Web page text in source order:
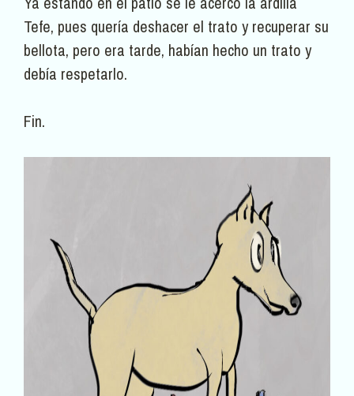
Tefe, pues quería deshacer el trato y recuperar su
bellota, pero era tarde, habían hecho un trato y
debía respetarlo.
Fin.